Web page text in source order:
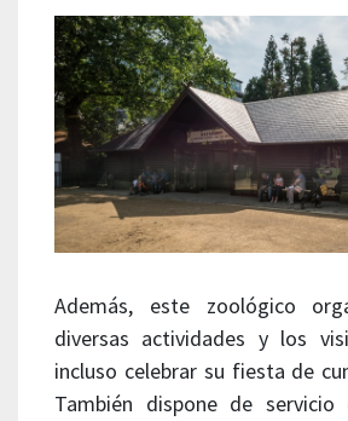
Además, este zoológico
diversas actividades y los
incluso celebrar su fiesta de
También dispone de